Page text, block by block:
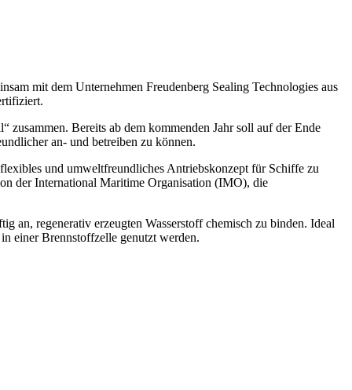
mit dem Unternehmen Freudenberg Sealing Technologies aus
Bereits ab dem kommenden Jahr soll auf der Ende
an- und betreiben zu können.
und umweltfreundliches Antriebskonzept für Schiffe zu
der International Maritime Organisation (IMO), die
an, regenerativ erzeugten Wasserstoff chemisch zu binden. Ideal
einer Brennstoffzelle genutzt werden.